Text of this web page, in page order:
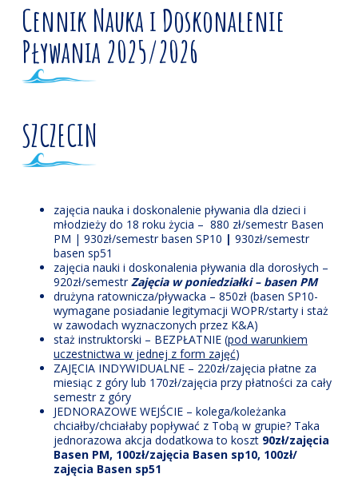
Cennik Nauka i Doskonalenie
Pływania 2025/2026
SZCZECIN
zajęcia nauka i doskonalenie pływania dla dzieci i
młodzieży do 18 roku życia – 880 zł/semestr Basen
PM | 930zł/semestr basen SP10 | 930zł/semestr
basen sp51
zajęcia nauki i doskonalenia pływania dla dorosłych –
920zł/semestrZajęcia w poniedziałki – basen PM
drużyna ratownicza/pływacka – 850zł (basen SP10-
wymagane posiadanie legitymacji WOPR/starty i staż
w zawodach wyznaczonych przez K&A)
staż instruktorski – BEZPŁATNIE (pod warunkiem
uczestnictwa w jednej z form zajęć)
ZAJĘCIA INDYWIDUALNE – 220zł/zajęcia płatne za
miesiąc z góry lub 170zł/zajęcia przy płatności za cały
semestr z góry
JEDNORAZOWE WEJŚCIE – kolega/koleżanka
chciałby/chciałaby popływać z Tobą w grupie? Taka
jednorazowa akcja dodatkowa to koszt 90zł/zajęcia
Basen PM, 100zł/zajęcia Basen sp10, 100zł/
zajęcia Basen sp51